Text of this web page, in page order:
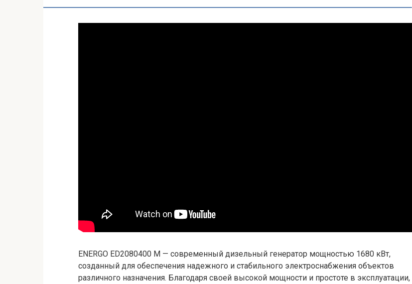
ENERGO ED2080400 M — современный дизельный генератор мощностью 1680 кВт,
созданный для обеспечения надежного и стабильного электроснабжения объектов
различного назначения. Благодаря своей высокой мощности и простоте в эксплуатации,